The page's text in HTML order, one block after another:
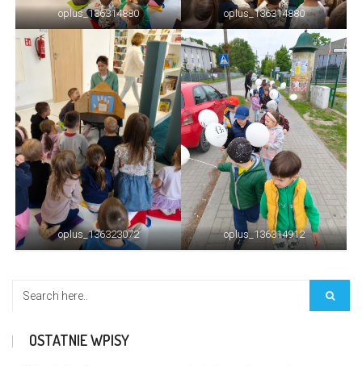
oplus_136314880 oplus_136314880
oplus_136323072 oplus_136314912
OSTATNIE WPISY